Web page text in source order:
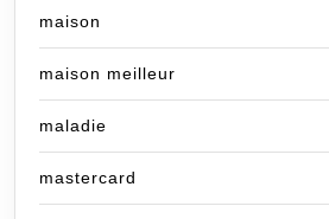
maison
maison meilleur
maladie
mastercard